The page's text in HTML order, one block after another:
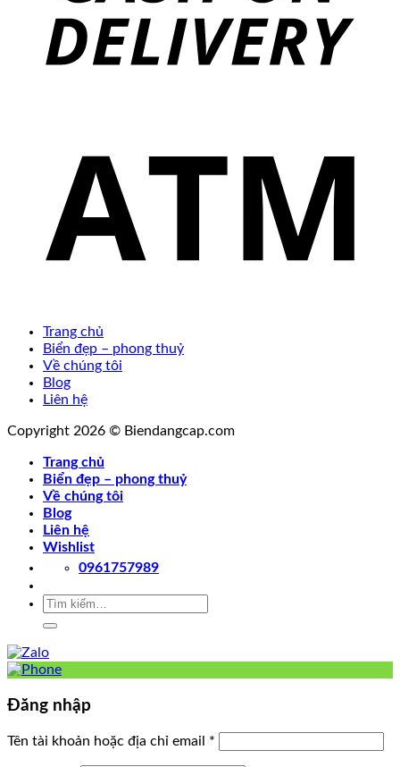
Trang chủ
Biển đẹp – phong thuỷ
Về chúng tôi
Blog
Liên hệ
Copyright 2026 © Biendangcap.com
Trang chủ
Biển đẹp – phong thuỷ
Về chúng tôi
Blog
Liên hệ
Wishlist
0961757989
Tìm
Đăng nhập
Tên tài khoản hoặc địa chỉ email *